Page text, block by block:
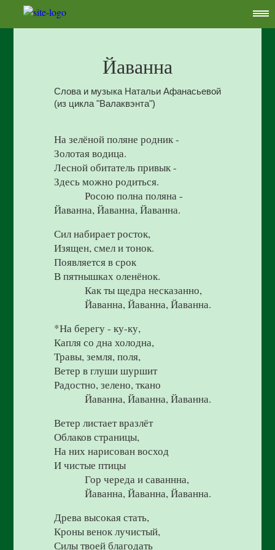
Йаванна
Слова и музыка Натальи Афанасьевой
(из цикла "Валаквэнта")
На зелёной поляне родник -
Золотая водица.
Лесной обитатель привык -
Здесь можно родиться.
Росою полна поляна -
Йаванна, Йаванна, Йаванна.
Сил набирает росток,
Изящен, смел и тонок.
Появляется в срок
В пятнышках оленёнок.
Как ты щедра несказанно,
Йаванна, Йаванна, Йаванна.
*На берегу - ку-ку,
Капля со дна холодна,
Травы, земля, поля,
Ветер в глуши шуршит
Радостно, зелено, ткано
Йаванна, Йаванна, Йаванна.
Ветер листает вразлёт
Облаков страницы,
На них нарисован восход
И чистые птицы
Гор череда и саваннна,
Йаванна, Йаванна, Йаванна.
Древа высокая стать,
Кроны венок лучистый,
Силы твоей благодать